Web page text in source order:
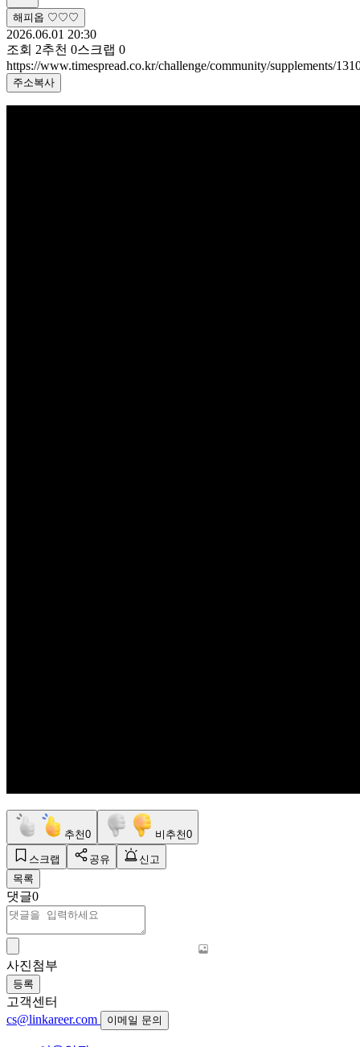
해피옵 ♡♡♡
2026.06.01 20:30
조회 2추천 0스크랩 0
https://www.timespread.co.kr/challenge/community/supplements/
주소복사
추천0 비추천0
스크랩 공유
신고
목록
댓글0
사진첨부
등록
고객센터
cs@linkareer.com
이메일 문의